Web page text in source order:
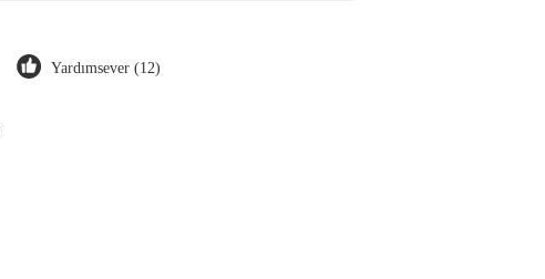
Yardımsever (12)